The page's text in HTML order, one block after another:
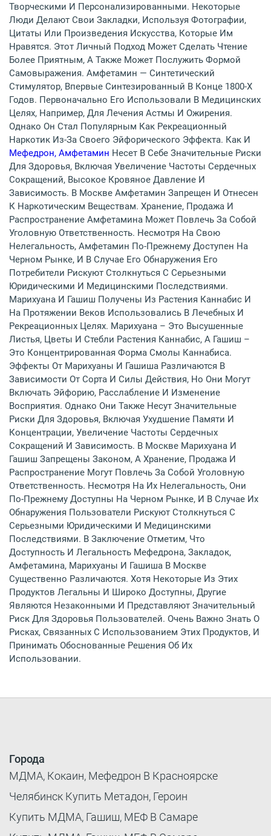
Творческими И Персонализированными. Некоторые
Люди Делают Свои Закладки, Используя Фотографии,
Цитаты Или Произведения Искусства, Которые Им
Нравятся. Этот Личный Подход Может Сделать Чтение
Более Приятным, А Также Может Послужить Формой
Самовыражения. Амфетамин — Синтетический
Стимулятор, Впервые Синтезированный В Конце 1800-Х
Годов. Первоначально Его Использовали В Медицинских
Целях, Например, Для Лечения Астмы И Ожирения.
Однако Он Стал Популярным Как Рекреационный
Наркотик Из-За Своего Эйфорического Эффекта. Как И
Мефедрон, Амфетамин Несет В Себе Значительные Риски
Для Здоровья, Включая Увеличение Частоты Сердечных
Сокращений, Высокое Кровяное Давление И
Зависимость. В Москве Амфетамин Запрещен И Отнесен
К Наркотическим Веществам. Хранение, Продажа И
Распространение Амфетамина Может Повлечь За Собой
Уголовную Ответственность. Несмотря На Свою
Нелегальность, Амфетамин По-Прежнему Доступен На
Черном Рынке, И В Случае Его Обнаружения Его
Потребители Рискуют Столкнуться С Серьезными
Юридическими И Медицинскими Последствиями.
Марихуана И Гашиш Получены Из Растения Каннабис И
На Протяжении Веков Использовались В Лечебных И
Рекреационных Целях. Марихуана – Это Высушенные
Листья, Цветы И Стебли Растения Каннабис, А Гашиш –
Это Концентрированная Форма Смолы Каннабиса.
Эффекты От Марихуаны И Гашиша Различаются В
Зависимости От Сорта И Силы Действия, Но Они Могут
Включать Эйфорию, Расслабление И Изменение
Восприятия. Однако Они Также Несут Значительные
Риски Для Здоровья, Включая Ухудшение Памяти И
Концентрации, Увеличение Частоты Сердечных
Сокращений И Зависимость. В Москве Марихуана И
Гашиш Запрещены Законом, А Хранение, Продажа И
Распространение Могут Повлечь За Собой Уголовную
Ответственность. Несмотря На Их Нелегальность, Они
По-Прежнему Доступны На Черном Рынке, И В Случае Их
Обнаружения Пользователи Рискуют Столкнуться С
Серьезными Юридическими И Медицинскими
Последствиями. В Заключение Отметим, Что
Доступность И Легальность Мефедрона, Закладок,
Амфетамина, Марихуаны И Гашиша В Москве
Существенно Различаются. Хотя Некоторые Из Этих
Продуктов Легальны И Широко Доступны, Другие
Являются Незаконными И Представляют Значительный
Риск Для Здоровья Пользователей. Очень Важно Знать О
Рисках, Связанных С Использованием Этих Продуктов, И
Принимать Обоснованные Решения Об Их
Использовании.
Города
МДМА, Кокаин, Мефедрон В Красноярске
Челябинск Купить Метадон, Героин
Купить МДМА, Гашиш, МЕФ В Самаре